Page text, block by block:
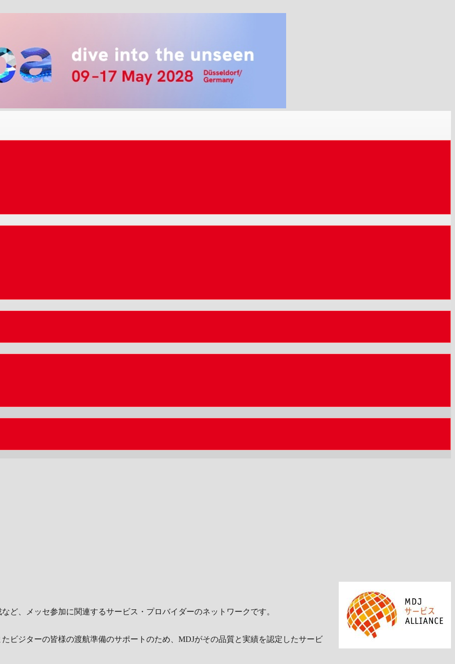
ど、メッセ参加に関連するサービス・プロバイダーのネットワークです。
ビジターの皆様の渡航準備のサポートのため、MDJがその品質と実績を認定したサービ